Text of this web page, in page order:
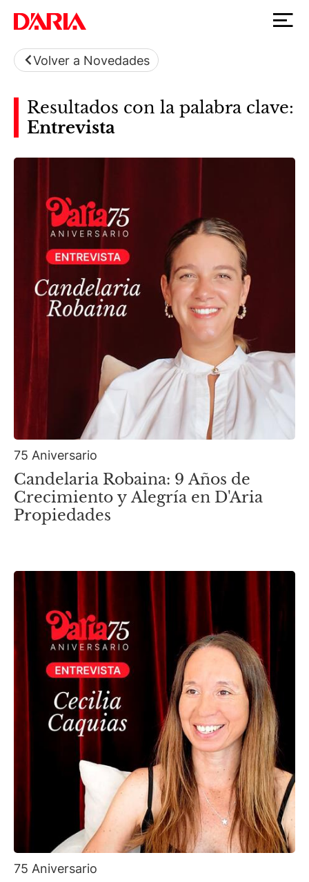
Volver a Novedades
Resultados con la palabra clave:
Entrevista
75 Aniversario
Candelaria Robaina: 9 Años de
Crecimiento y Alegría en D'Aria
Propiedades
75 Aniversario